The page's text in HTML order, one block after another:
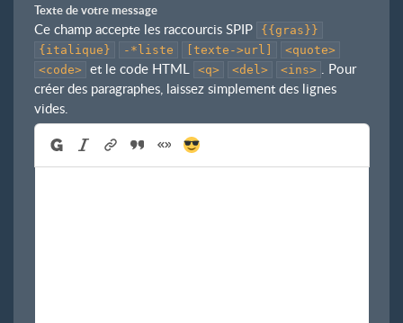
Texte de votre message
Ce champ accepte les raccourcis SPIP
{{gras}}
{italique}
-*liste [texte->url]
<quote>
<code>
et le code HTML <q> <del> <ins>
. Pour
créer des paragraphes, laissez simplement des lignes
vides.